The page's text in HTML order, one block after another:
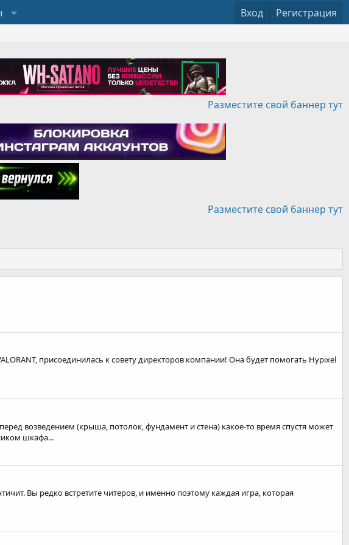
Вход Регистрация
Разместите свой баннер тут
Разместите свой баннер тут
присоединилась к совету директоров компании! Она будет помогать Hypixel
возведением (крыша, потолок, фундамент и стена) какое-то время спустя может
шкафа...
Вы редко встретите читеров, и именно поэтому каждая игра, которая